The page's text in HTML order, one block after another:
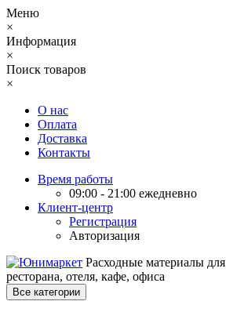
Меню
×
Информация
×
Поиск товаров
×
О нас
Оплата
Доставка
Контакты
Время работы
09:00 - 21:00 ежедневно
Клиент-центр
Регистрация
Авторизация
Расходные материалы для
ресторана, отеля, кафе, офиса
Все категории